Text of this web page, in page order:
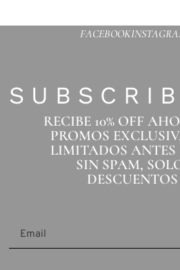
FACEBOOK
RECIBE 10% OFF
PROMOS
LIMITADOS ANTES
SIN SPAM,